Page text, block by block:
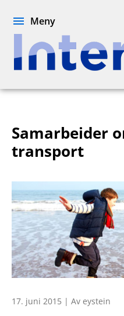
Meny
Samarbeider
transport
17. juni 2015 | Av eystein